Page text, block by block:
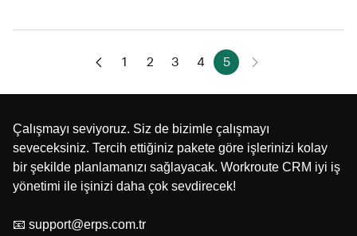
1 2 3 4 5
Çalışmayı seviyoruz. Siz de bizimle çalışmayı
seveceksiniz. Tercih ettiğiniz pakete göre işlerinizi kolay
bir şekilde planlamanızı sağlayacak. Workroute CRM iyi iş
yönetimi ile işinizi daha çok sevdirecek!
📧 support@erps.com.tr